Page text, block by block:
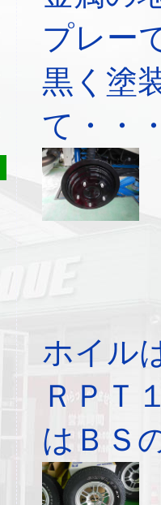
プレー
黒く塗
て・・
ホイル
ＲＰＴ
はＢＳ